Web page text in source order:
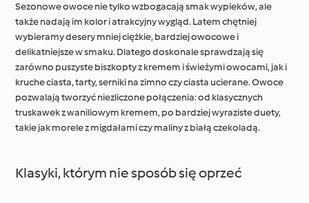
Sezonowe owoce nie tylko wzbogacają smak wypieków, ale
także nadają im kolor i atrakcyjny wygląd. Latem chętniej
wybieramy desery mniej ciężkie, bardziej owocowe i
delikatniejsze w smaku. Dlatego doskonale sprawdzają się
zarówno puszyste biszkopty z kremem i świeżymi owocami, jak i
kruche ciasta, tarty, serniki na zimno czy ciasta ucierane. Owoce
pozwalają tworzyć niezliczone połączenia: od klasycznych
truskawek z waniliowym kremem, po bardziej wyraziste duety,
takie jak morele z migdałami czy maliny z białą czekoladą.
Klasyki, którym nie sposób się oprzeć